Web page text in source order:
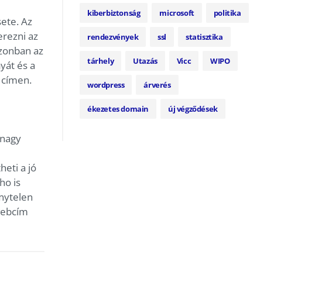
Az
az
az
és a
a jó
is
kiberbiztonság microsoft politika
rendezvények ssl statisztika
tárhely Utazás Vicc WIPO
wordpress árverés
ékezetes domain új végződések